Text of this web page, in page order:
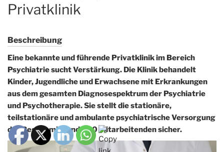
Privatklinik
Beschreibung
Eine bekannte und führende Privatklinik im Bereich
Psychiatrie sucht Verstärkung. Die Klinik behandelt
Kinder, Jugendliche und Erwachsene mit Erkrankungen
aus dem gesamten Diagnosespektrum der Psychiatrie
und Psychotherapie. Sie stellt die stationäre,
teilstationäre und ambulante psychiatrische Versorgung
der Region mit rund 500 Mitarbeitenden sicher.